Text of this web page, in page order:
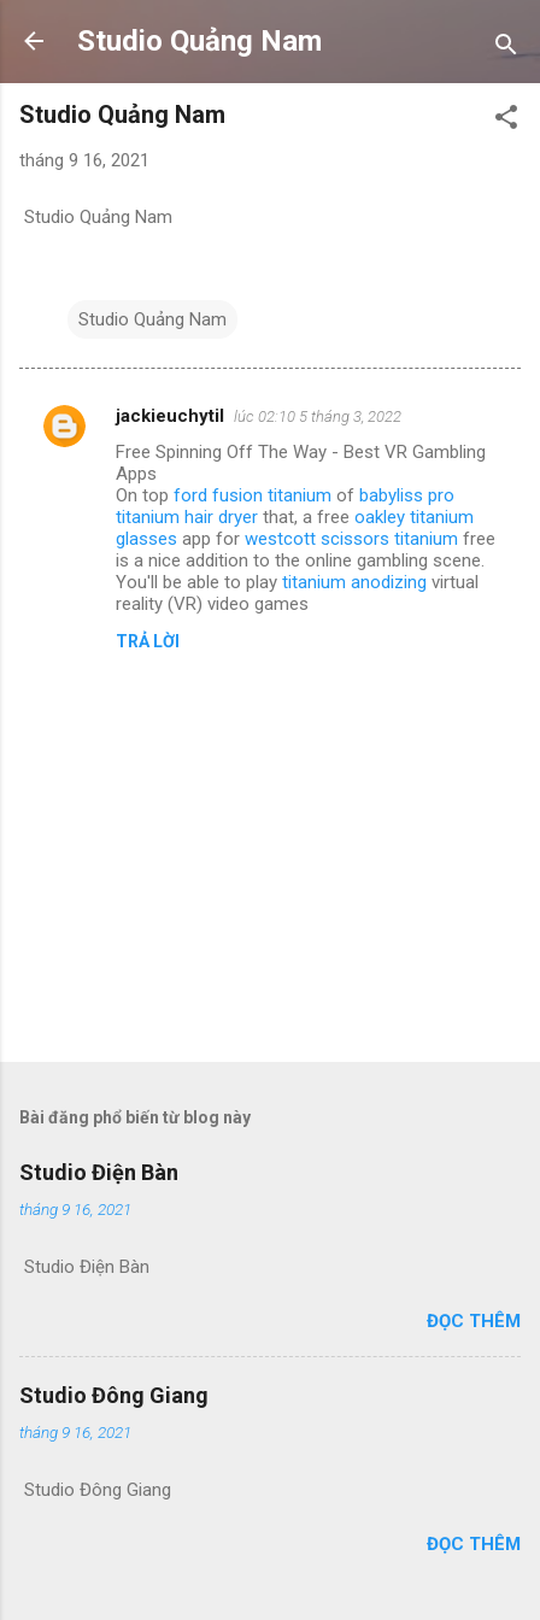
Chuyển đến nội dung chính
Studio Quảng Nam
Studio Quảng Nam
tháng 9 16, 2021
Studio Quảng Nam
Studio Quảng Nam
N
jackieuchytil lúc 02:10 5 tháng 3, 2022
Free Spinning Off The Way - Best VR Gambling
Apps
On top ford fusion titanium of babyliss pro
titanium hair dryer that, a free oakley titanium
glasses app for westcott scissors titanium free
is a nice addition to the online gambling scene.
You'll be able to play titanium anodizing virtual
reality (VR) video games
TRẢ LỜI
g
ậ
n
t
Bài đăng phổ biến từ blog này
Studio Điện Bàn
tháng 9 16, 2021
Studio Điện Bàn
ĐỌC THÊM
Studio Đông Giang
tháng 9 16, 2021
Studio Đông Giang
ĐỌC THÊM